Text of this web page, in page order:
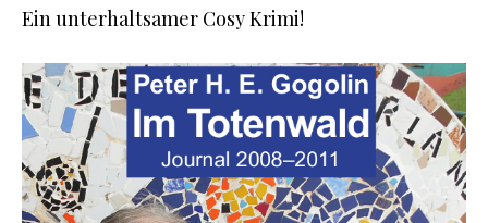
Ein unterhaltsamer Cosy Krimi!